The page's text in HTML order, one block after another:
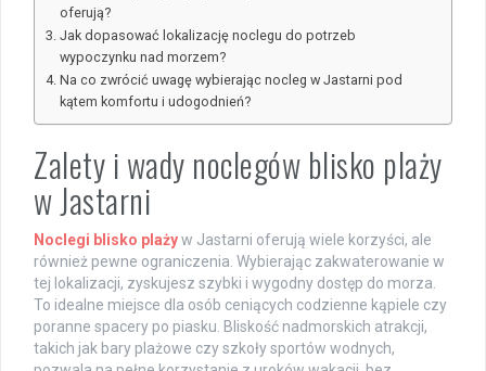
oferują?
Jak dopasować lokalizację noclegu do potrzeb
wypoczynku nad morzem?
Na co zwrócić uwagę wybierając nocleg w Jastarni pod
kątem komfortu i udogodnień?
Zalety i wady noclegów blisko plaży
w Jastarni
Noclegi blisko plażyw Jastarni oferują wiele korzyści, ale
również pewne ograniczenia. Wybierając zakwaterowanie w
tej lokalizacji, zyskujesz szybki i wygodny dostęp do morza.
To idealne miejsce dla osób ceniących codzienne kąpiele czy
poranne spacery po piasku. Bliskość nadmorskich atrakcji,
takich jak bary plażowe czy szkoły sportów wodnych,